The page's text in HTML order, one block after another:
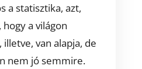
a statisztika, azt,
a világon
van alapja, de
nem jó semmire.